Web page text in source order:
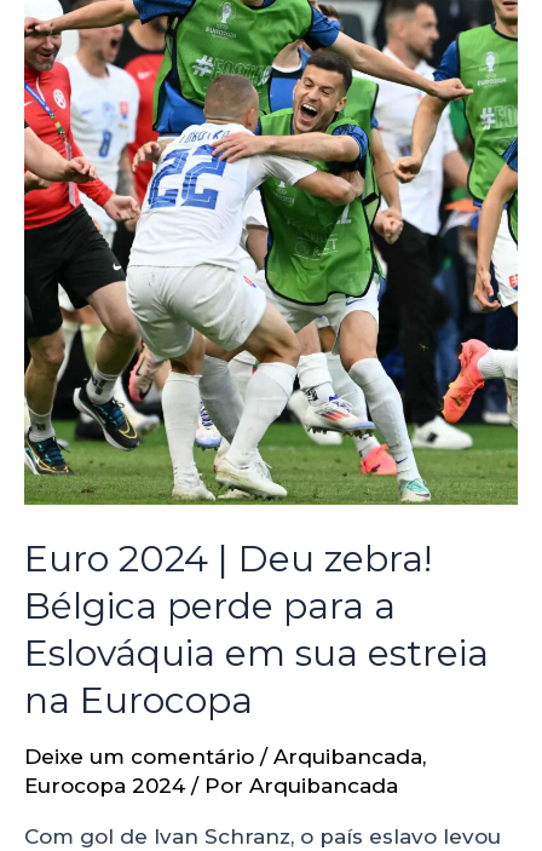
Euro 2024 | Deu zebra!
Bélgica perde para a
Eslováquia em sua estreia
na Eurocopa
Deixe um comentário / Arquibancada,
Eurocopa 2024 / Por Arquibancada
Com gol de Ivan Schranz, o país eslavo levou